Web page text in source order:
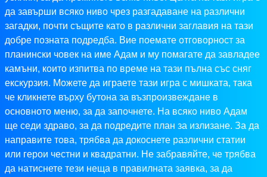
да завърши всяко ниво чрез разгадаване на различни
загадки, почти същите като в различни заглавия на тази
добре позната подредба. Вие поемате отговорност за
планински човек на име Адам и му помагате да завладее
камъни, които изпитва по време на тази пълна със сняг
екскурзия. Можете да играете тази игра с мишката, така
че кликнете върху бутона за възпроизвеждане в
основното меню, за да започнете. На всяко ниво Адам
ще седи здраво, за да подредите план за излизане. За да
направите това, трябва да докоснете различни статии
или герои честни и квадратни. Не забравяйте, че трябва
да натиснете тези неща в правилната заявка, за да